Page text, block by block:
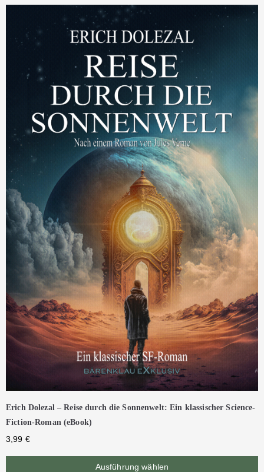
Erich Dolezal – Reise durch die Sonnenwelt: Ein klassischer Science-
Fiction-Roman (eBook)
3,99 €
Ausführung wählen